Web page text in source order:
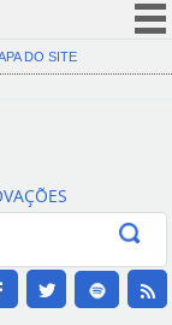
(COVID-19)
Canais
DO SITE